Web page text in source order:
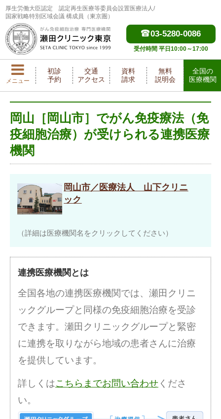
厚生労働大臣認定
認定再生医療等委員会設置医療法人/
国家戦略特別区域会議 構成員（東京圏）
03-5280-0086
受付時間 平日10:00～17:00
メニュー
初診
予約
交通
アクセス
資料
請求
無料
説明会
全国の
医療機関
岡山［岡山市］でがん免疫療法（免
疫細胞治療）が受けられる連携医療
機関
岡山市／医療法人 山下クリニ
ック
（詳細は医療機関名をクリックしてください）
連携医療機関とは
全国各地の連携医療機関では、瀬田クリニ
ックグループと同様の免疫細胞治療を受診
できます。瀬田クリニックグループと緊密
に連携を取りながら地域の患者さんに治療
を提供しています。
詳しくはこちらまでお問い合わせ くださ
い。